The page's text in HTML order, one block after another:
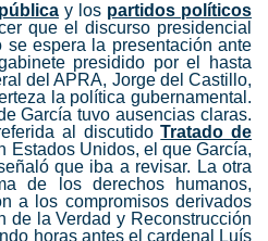
y los partidos políticos
que el discurso presidencial
se espera la presentación ante
presidido por el hasta
del APRA, Jorge del Castillo,
la política gubernamental.
García tuvo ausencias claras.
al discutidoTratado de
Estados Unidos, el que García,
que iba a revisar. La otra
de los derechos humanos,
a los compromisos derivados
de la Verdad y Reconstrucción
horas antes el cardenal Luís